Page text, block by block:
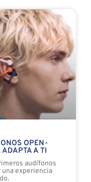
OPEN-
A TI
audífonos
experiencia